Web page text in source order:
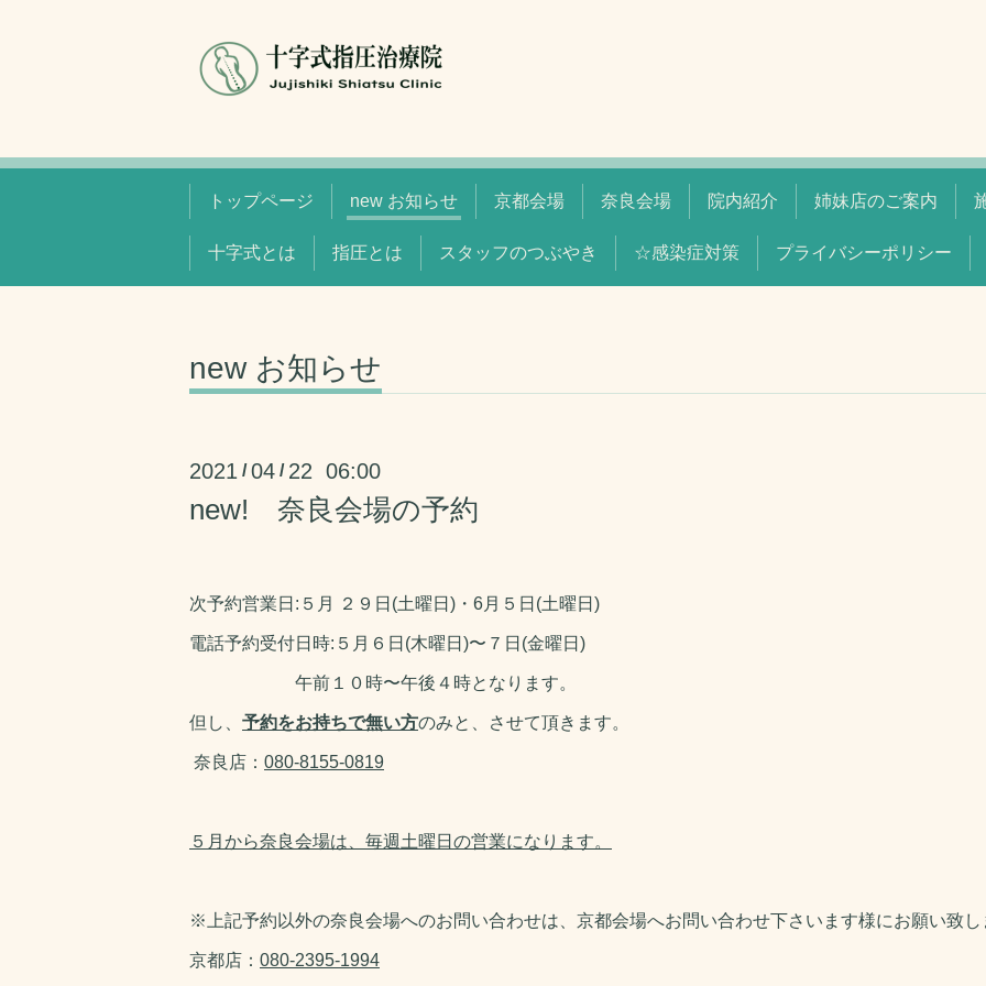
トップページ new お知らせ 京都会場 奈良会場 院内紹介 姉妹店のご案内
十字式とは 指圧とは スタッフのつぶやき ☆感染症対策 プライバシーポリシー
new お知らせ
2021 /04 / 22 06:00
new! 奈良会場の予約
次予約営業日: ５月 ２９日(土曜日)・6月５日(土曜日)
電話予約受付日時:５ 月６日(木曜日)〜７ 日(金曜日)
午前１０時〜午後４時となります。
但し、 予約をお持ちで無い方のみと、させて頂きます。
奈良店 ： 080-8155-0819
５月から奈良会場は、毎週土曜日の営業になります。
※上記予約以外の奈良会場へのお問い合わせは、京都会場へお問い合わせ下さいます様にお願い致し
京都店： 080-2395-1994